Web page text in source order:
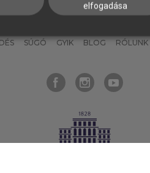
SÚGÓ GYIK BLOG RÓLUNK
elfogadása